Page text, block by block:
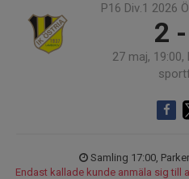
P16 Div.1 2026
2
27 maj,
Samling 17:00,
Endast kallade kunde anmäla sig till